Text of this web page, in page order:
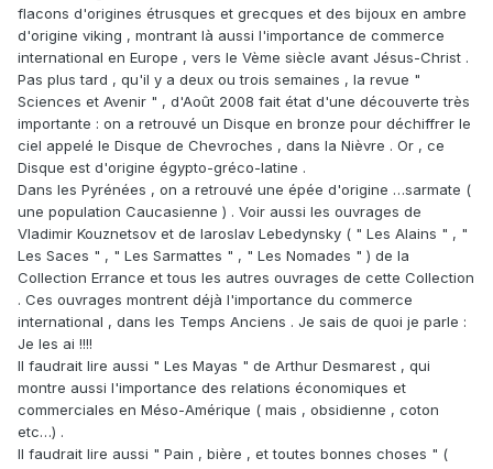
flacons d'origines étrusques et grecques et des bijoux en ambre
d'origine viking , montrant là aussi l'importance de commerce
international en Europe , vers le Vème siècle avant Jésus-Christ .
Pas plus tard , qu'il y a deux ou trois semaines , la revue "
Sciences et Avenir " , d'Août 2008 fait état d'une découverte très
importante : on a retrouvé un Disque en bronze pour déchiffrer le
ciel appelé le Disque de Chevroches , dans la Nièvre . Or , ce
Disque est d'origine égypto-gréco-latine .
Dans les Pyrénées , on a retrouvé une épée d'origine …sarmate (
une population Caucasienne ) . Voir aussi les ouvrages de
Vladimir Kouznetsov et de Iaroslav Lebedynsky ( " Les Alains " , "
Les Saces " , " Les Sarmattes " , " Les Nomades " ) de la
Collection Errance et tous les autres ouvrages de cette Collection
. Ces ouvrages montrent déjà l'importance du commerce
international , dans les Temps Anciens . Je sais de quoi je parle :
Je les ai !!!!
Il faudrait lire aussi " Les Mayas " de Arthur Desmarest , qui
montre aussi l'importance des relations économiques et
commerciales en Méso-Amérique ( mais , obsidienne , coton
etc…) .
Il faudrait lire aussi " Pain , bière , et toutes bonnes choses " (